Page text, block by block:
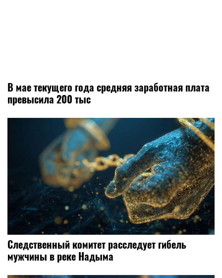
В мае текущего года средняя заработная плата
превысила 200 тыс
Следственный комитет расследует гибель
мужчины в реке Надыма